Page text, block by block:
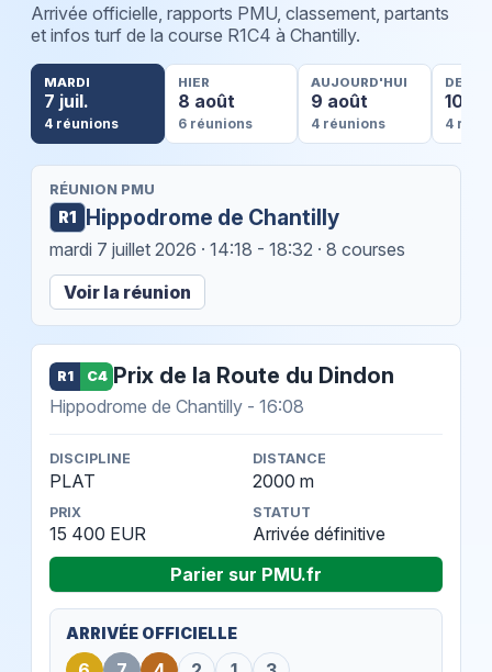
Arrivée officielle, rapports PMU, classement, partants
et infos turf de la course R1C4 à Chantilly.
MARDI
7 juil.
4 réunions
HIER
8 août
6 réunions
AUJOURD'HUI
9 août
4 réunions
10
4
RÉUNION PMU
R1 Hippodrome de Chantilly
mardi 7 juillet 2026 · 14:18 - 18:32 · 8 courses
Voir la réunion
R1 C4 Prix de la Route du Dindon
Hippodrome de Chantilly - 16:08
DISCIPLINE
PLAT
DISTANCE
2000 m
PRIX
15 400 EUR
STATUT
Arrivée définitive
Parier sur PMU.fr
ARRIVÉE OFFICIELLE